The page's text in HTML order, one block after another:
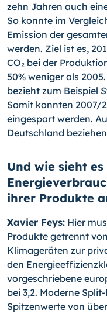
zehn Jahren auch
So konnte im
Emission der
werden. Ziel ist es,
CO₂ bei der
50% weniger als
bezieht zum Beispiel
Somit konnten 2007/
eingespart werden.
Deutschland
Und wie sieht
ihrer Produkte
Xavier Feys: Hier
Produkte getrennt
Klimageräten zur
den
vorgeschriebene
bei 3,2. Moderne
Spitzenwerte von